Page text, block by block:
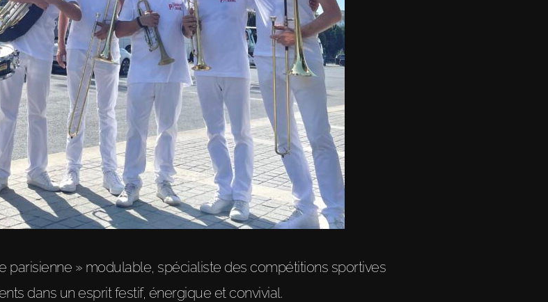
parisienne » modulable, spécialiste des compétitions sportives
dans un esprit festif, énergique et convivial.